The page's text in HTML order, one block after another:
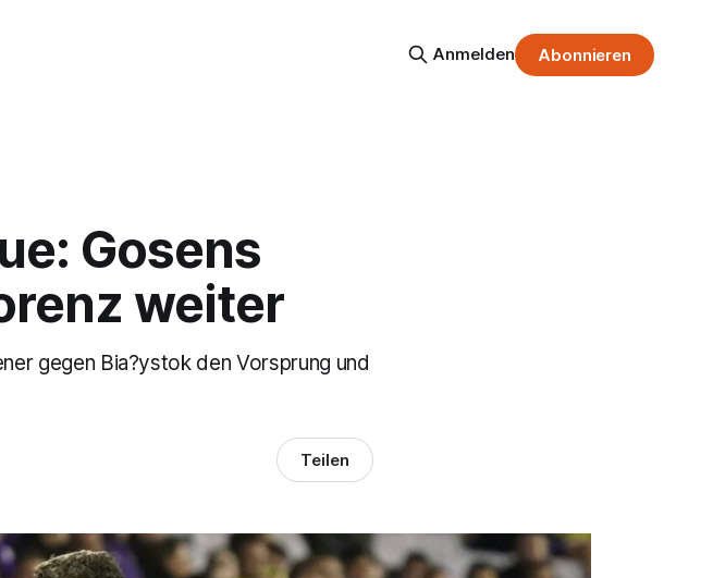
Anmelden Abonnieren
Gosens
weiter
gegen Bia?ystok den Vorsprung und
Teilen